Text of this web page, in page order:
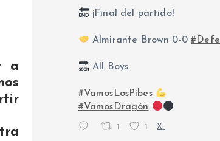
a
¡Final del partido!
Almirante Brown 0-0#Defe
All Boys.
#VamosLosPibes
#VamosDragón
1 1 X